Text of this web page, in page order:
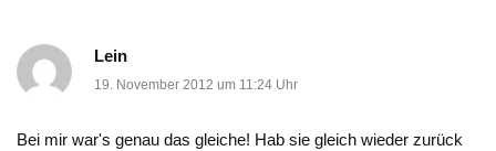
Lein
19. November 2012 um 11:24 Uhr
Bei mir war's genau das gleiche! Hab sie gleich wieder zurück